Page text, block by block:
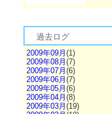
過去ログ
2009年09月 (1)
2009年08月 (7)
2009年07月 (6)
2009年06月 (7)
2009年05月 (6)
2009年04月 (8)
2009年03月 (19)